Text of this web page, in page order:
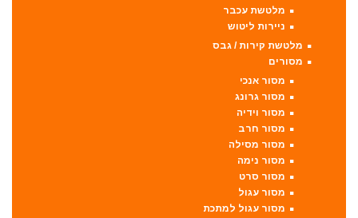
מלטשת עכבר
ניירות ליטוש
מלטשת קירות / גבס
מסורים
מסור אנכי
מסור גרונג
מסור וידיה
מסור חרב
מסור מסילה
מסור נימה
מסור סרט
מסור עגול
מסור עגול למתכת